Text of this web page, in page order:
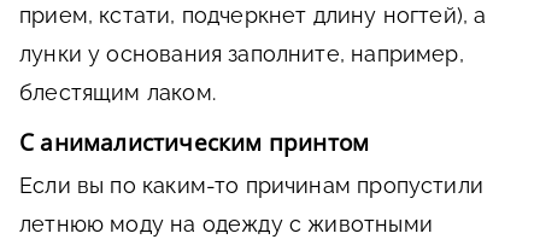
прием, кстати, подчеркнет длину ногтей), а
лунки у основания заполните, например,
блестящим лаком.
С анималистическим принтом
Если вы по каким-то причинам пропустили
летнюю моду на одежду с животными